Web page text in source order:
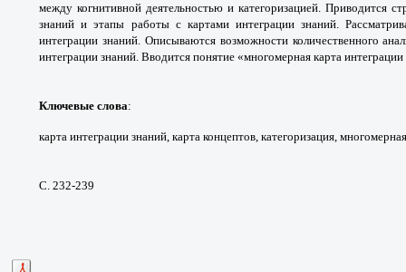
между когнитивной деятельностью и категоризацией. Приводится
знаний и этапы работы с картами интеграции знаний.
интеграции знаний. Описываются возможности количественного
интеграции знаний. Вводится понятие «многомерная карта
Ключевые слова:
карта интеграции знаний, карта концептов, категоризация,
С. 232-239